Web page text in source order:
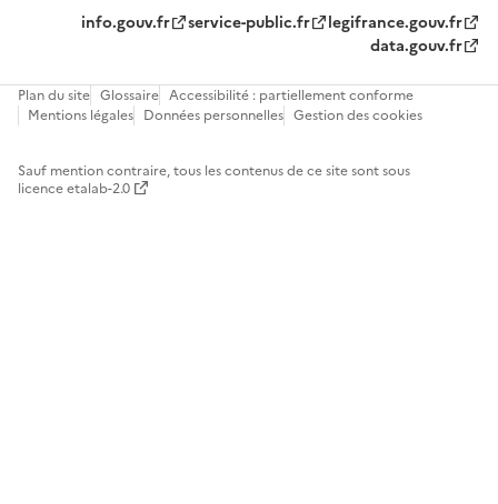
info.gouv.fr service-public.fr
legifrance.gouv.fr
data.gouv.fr
Plan du site Glossaire Accessibilité : partiellement conforme
Mentions légales Données personnelles Gestion des cookies
Sauf mention contraire, tous les contenus de ce site sont sous
licence etalab-2.0